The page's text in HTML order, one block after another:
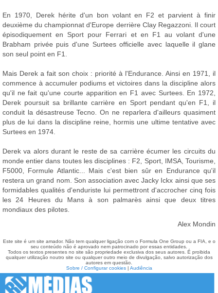
En 1970, Derek hérite d'un bon volant en F2 et parvient à finir
deuxième du championnat d'Europe derrière Clay Regazzoni. Il court
épisodiquement en Sport pour Ferrari et en F1 au volant d'une
Brabham privée puis d'une Surtees officielle avec laquelle il glane
son seul point en F1.
Mais Derek a fait son choix : priorité à l'Endurance. Ainsi en 1971, il
commence à accumuler podiums et victoires dans la discipline alors
qu'il ne fait qu'une courte apparition en F1 avec Surtees. En 1972,
Derek poursuit sa brillante carrière en Sport pendant qu'en F1, il
conduit la désastreuse Tecno. On ne reparlera d'ailleurs quasiment
plus de lui dans la discipline reine, hormis une ultime tentative avec
Surtees en 1974.
Derek va alors durant le reste de sa carrière écumer les circuits du
monde entier dans toutes les disciplines : F2, Sport, IMSA, Tourisme,
F5000, Formule Atlantic... Mais c'est bien sûr en Endurance qu'il
restera un grand nom. Son association avec Jacky Ickx ainsi que ses
formidables qualités d'enduriste lui permettront d'accrocher cinq fois
les 24 Heures du Mans à son palmarès ainsi que deux titres
mondiaux des pilotes.
Alex Mondin
Este site é um site amador. Não tem qualquer ligação com o Formula One Group ou a FIA, e o
seu conteúdo não é aprovado nem patrocinado por essas entidades.
Todos os textos presentes no site são propriedade exclusiva dos seus autores. É proibida
qualquer utilização noutro site ou qualquer outro meio de divulgação, salvo autorização dos
autores em questão.
Sobre / Configurar cookies| Audiência